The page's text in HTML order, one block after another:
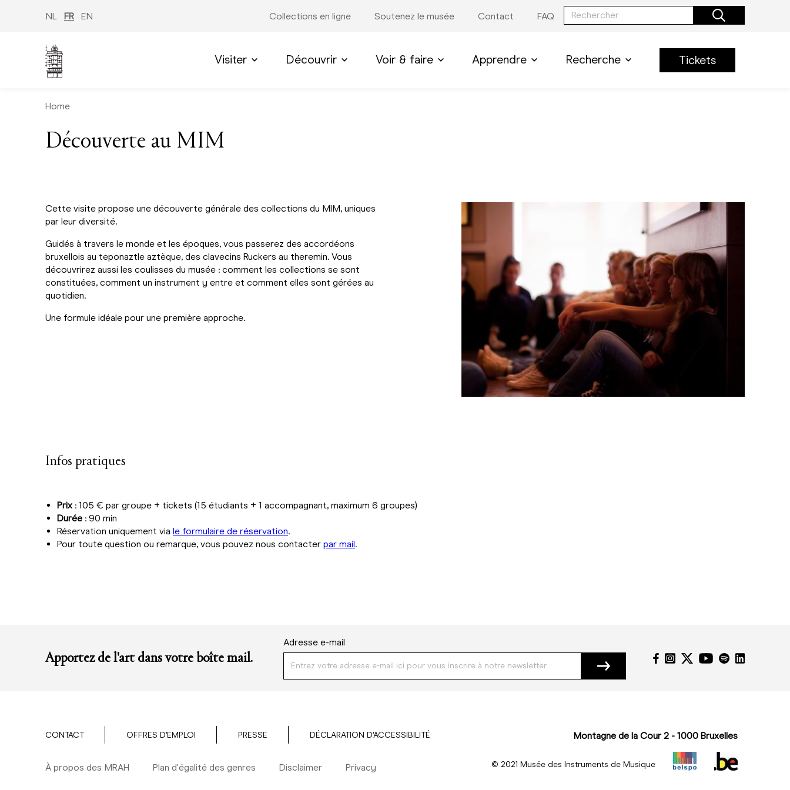
NL FR EN Collections en ligne Soutenez le musée Contact FAQ
Visiter Découvrir Voir & faire Apprendre Recherche Tickets
Home
Découverte au MIM
Cette visite propose une découverte générale des collections du MIM, uniques
par leur diversité.
Guidés à travers le monde et les époques, vous passerez des accordéons
bruxellois au teponaztle aztèque, des clavecins Ruckers au theremin. Vous
découvrirez aussi les coulisses du musée : comment les collections se sont
constituées, comment un instrument y entre et comment elles sont gérées au
quotidien.
Une formule idéale pour une première approche.
Infos pratiques
Prix: 105 € par groupe + tickets (15 étudiants + 1 accompagnant, maximum 6 groupes)
Durée : 90 min
Réservation uniquement via le formulaire de réservation.
Pour toute question ou remarque, vous pouvez nous contacter par mail.
Apportez de l'art dans votre boîte mail.
Adresse e-mail
CONTACT OFFRES D'EMPLOI PRESSE DÉCLARATION D'ACCESSIBILITÉ
À propos des MRAH Plan d'égalité des genres Disclaimer Privacy
Montagne de la Cour 2 - 1000 Bruxelles
© 2021 Musée des Instruments de Musique